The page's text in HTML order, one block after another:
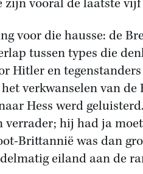
zijn vooral de laatste
voor die hausse: de
tussen types die
Hitler en
verkwanselen van
Hess werd
verrader; hij had ja
Brittannië was dan
eiland aan de